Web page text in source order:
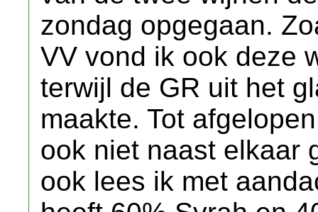
zondag opgegaan.
VV vond ik ook deze
terwijl de GR uit het
maakte. Tot
ook niet naast elkaar
ook lees ik met